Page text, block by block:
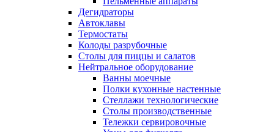
Дегидраторы
Автоклавы
Термостаты
Колоды разрубочные
Столы для пиццы и салатов
Нейтральное оборудование
Ванны моечные
Полки кухонные настенные
Стеллажи технологические
Столы производственные
Тележки сервировочные